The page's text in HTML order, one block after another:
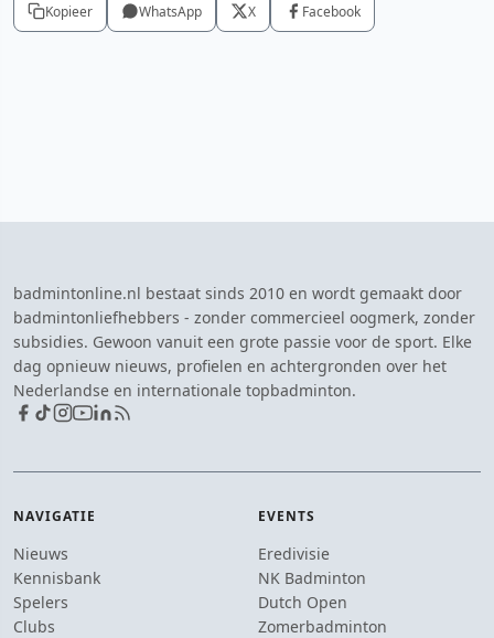
Kopieer WhatsApp X Facebook
badmintonline.nl bestaat sinds 2010 en wordt gemaakt door
badmintonliefhebbers - zonder commercieel oogmerk, zonder
subsidies. Gewoon vanuit een grote passie voor de sport. Elke
dag opnieuw nieuws, profielen en achtergronden over het
Nederlandse en internationale topbadminton.
NAVIGATIE
Nieuws
Kennisbank
Spelers
Clubs
EVENTS
Eredivisie
NK Badminton
Dutch Open
Zomerbadminton